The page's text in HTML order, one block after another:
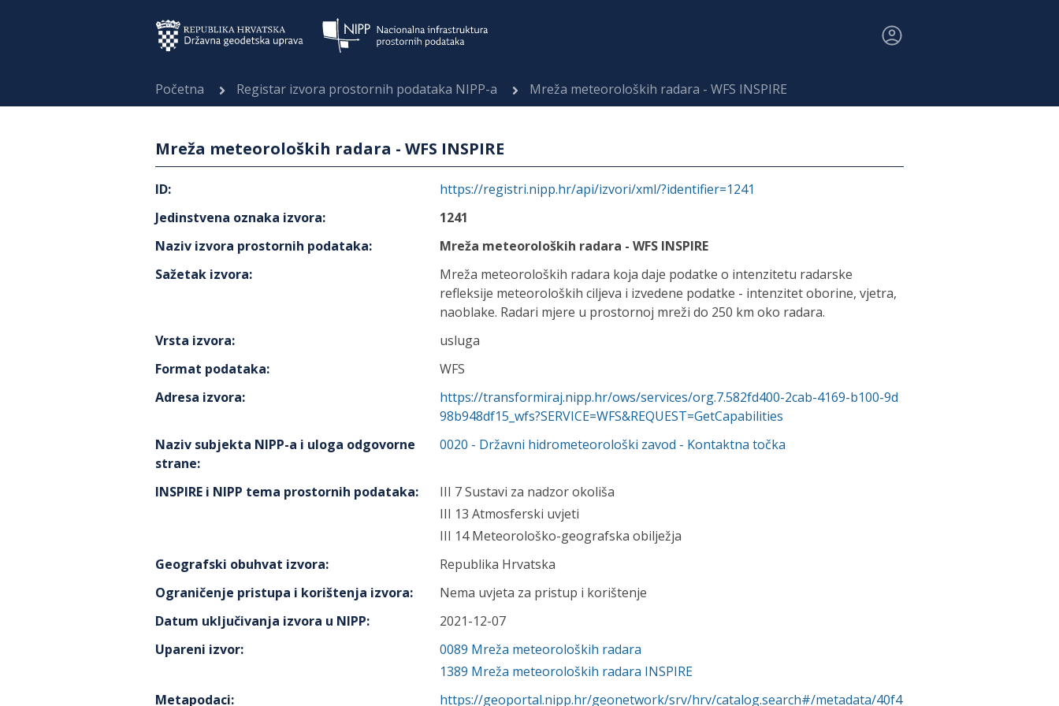
Početna Registar izvora prostornih podataka NIPP-a Mreža meteoroloških radara - WFS INSPIRE
Mreža meteoroloških radara - WFS INSPIRE
ID:
https://registri.nipp.hr/api/izvori/xml/?identifier=1241
Jedinstvena oznaka izvora:
1241
Naziv izvora prostornih podataka:
Mreža meteoroloških radara - WFS INSPIRE
Sažetak izvora:
Mreža meteoroloških radara koja daje podatke o intenzitetu radarske
refleksije meteoroloških ciljeva i izvedene podatke - intenzitet oborine, vjetra,
naoblake. Radari mjere u prostornoj mreži do 250 km oko radara.
Vrsta izvora:
usluga
Format podataka:
WFS
Adresa izvora:
https://transformiraj.nipp.hr/ows/services/org.7.582fd400-2cab-4169-b100-9d
98b948df15_wfs?SERVICE=WFS&REQUEST=GetCapabilities
Naziv subjekta NIPP-a i uloga odgovorne
strane:
0020 - Državni hidrometeorološki zavod - Kontaktna točka
INSPIRE i NIPP tema prostornih podataka:
III 7 Sustavi za nadzor okoliša
III 13 Atmosferski uvjeti
III 14 Meteorološko-geografska obilježja
Geografski obuhvat izvora:
Republika Hrvatska
Ograničenje pristupa i korištenja izvora:
Nema uvjeta za pristup i korištenje
Datum uključivanja izvora u NIPP:
2021-12-07
Upareni izvor: 0089 Mreža meteoroloških radara
1389 Mreža meteoroloških radara INSPIRE
Metapodaci: https://geoportal.nipp.hr/geonetwork/srv/hrv/catalog.search#/metadata/40f4